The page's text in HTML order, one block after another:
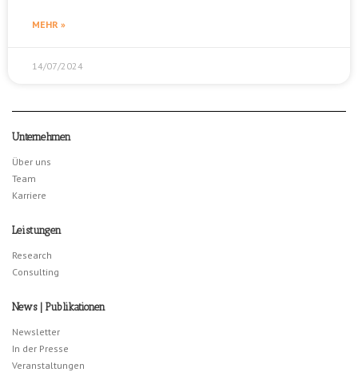
MEHR »
14/07/2024
Unternehmen
Über uns
Team
Karriere
Leistungen
Research
Consulting
News | Publikationen
Newsletter
In der Presse
Veranstaltungen